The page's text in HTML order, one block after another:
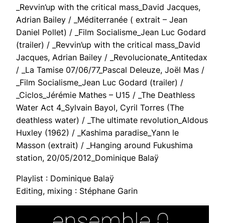
_Revvin’up with the critical mass_David Jacques,
Adrian Bailey / _Méditerranée ( extrait – Jean
Daniel Pollet) / _Film Socialisme_Jean Luc Godard
(trailer) / _Revvin’up with the critical mass_David
Jacques, Adrian Bailey / _Revolucionate_Antitedax
/ _La Tamise 07/06/77_Pascal Deleuze, Joël Mas /
_Film Socialisme_Jean Luc Godard (trailer) /
_Ciclos_Jérémie Mathes – U15 / _The Deathless
Water Act 4_Sylvain Bayol, Cyril Torres (The
deathless water) / _The ultimate revolution_Aldous
Huxley (1962) / _Kashima paradise_Yann le
Masson (extrait) / _Hanging around Fukushima
station, 20/05/2012_Dominique Balaÿ
Playlist : Dominique Balaÿ
Editing, mixing : Stéphane Garin